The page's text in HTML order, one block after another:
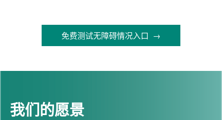
免费测试无障碍情况入口 →
我们的愿景